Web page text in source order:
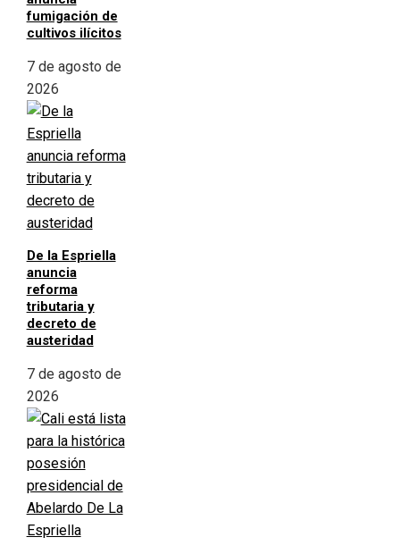
fumigación de
cultivos ilícitos
7 de agosto de
2026
De la Espriella
anuncia
reforma
tributaria y
decreto de
austeridad
7 de agosto de
2026